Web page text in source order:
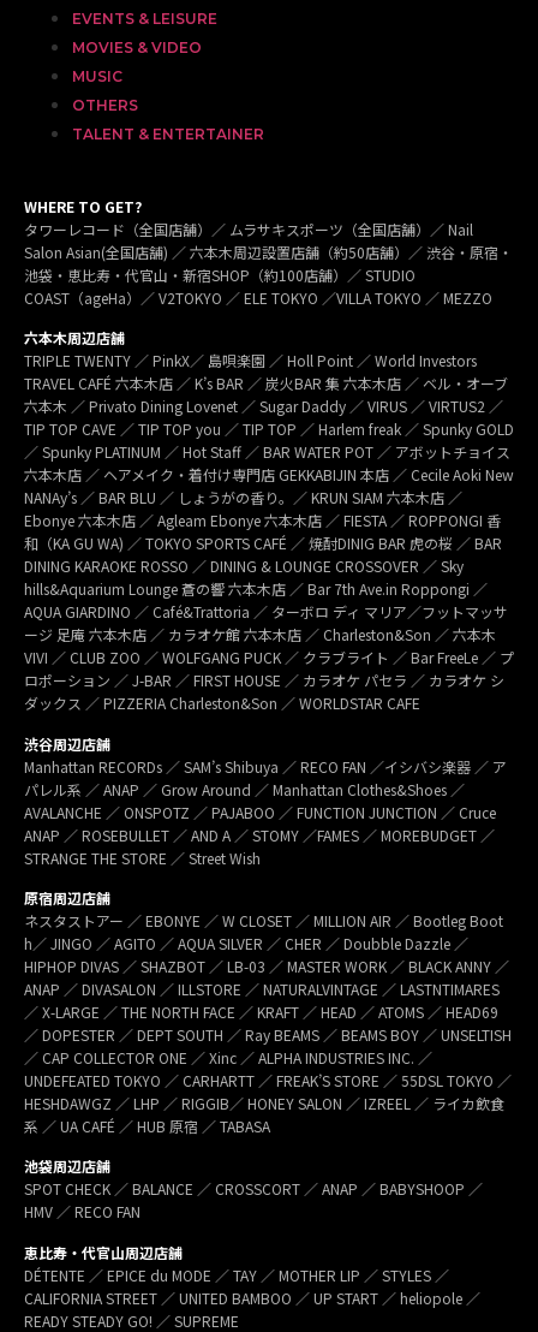
EVENTS & LEISURE
MOVIES & VIDEO
MUSIC
OTHERS
TALENT & ENTERTAINER
WHERE TO GET?
タワーレコード（全国店舗）／ ムラサキスポーツ（全国店舗）／ Nail
Salon Asian(全国店舗) ／ 六本木周辺設置店舗（約50店舗）／ 渋谷・原宿・
池袋・恵比寿・代官山・新宿SHOP（約100店舗）／ STUDIO
COAST（ageHa）／ V2TOKYO ／ ELE TOKYO ／VILLA TOKYO ／ MEZZO
六本木周辺店舗
TRIPLE TWENTY ／ PinkX／ 島唄楽園 ／ Holl Point ／ World Investors
TRAVEL CAFÉ 六本木店 ／ K’s BAR ／ 炭火BAR 集 六本木店 ／ ベル・オーブ
六本木 ／ Privato Dining Lovenet ／ Sugar Daddy ／ VIRUS ／ VIRTUS2 ／
TIP TOP CAVE ／ TIP TOP you ／ TIP TOP ／ Harlem freak ／ Spunky GOLD
／ Spunky PLATINUM ／ Hot Staff ／ BAR WATER POT ／ アボットチョイス
六本木店 ／ ヘアメイク・着付け専門店 GEKKABIJIN 本店 ／ Cecile Aoki New
NANAy’s ／ BAR BLU ／ しょうがの香り。／ KRUN SIAM 六本木店 ／
Ebonye 六本木店 ／ Agleam Ebonye 六本木店 ／ FIESTA ／ ROPPONGI 香
和（KA GU WA) ／ TOKYO SPORTS CAFÉ ／ 焼酎DINIG BAR 虎の桜 ／ BAR
DINING KARAOKE ROSSO ／ DINING & LOUNGE CROSSOVER ／ Sky
hills&Aquarium Lounge 蒼の響 六本木店 ／ Bar 7th Ave.in Roppongi ／
AQUA GIARDINO ／ Café&Trattoria ／ ターボロ ディ マリア／フットマッサ
ージ 足庵 六本木店 ／ カラオケ館 六本木店 ／ Charleston&Son ／ 六本木
VIVI ／ CLUB ZOO ／ WOLFGANG PUCK ／ クラブライト ／ Bar FreeLe ／ プ
ロポーション ／ J-BAR ／ FIRST HOUSE ／ カラオケ パセラ ／ カラオケ シ
ダックス ／ PIZZERIA Charleston&Son ／ WORLDSTAR CAFE
渋谷周辺店舗
Manhattan RECORDs ／ SAM’s Shibuya ／ RECO FAN ／イシバシ楽器 ／ ア
パレル系 ／ ANAP ／ Grow Around ／ Manhattan Clothes&Shoes ／
AVALANCHE ／ ONSPOTZ ／ PAJABOO ／ FUNCTION JUNCTION ／ Cruce
ANAP ／ ROSEBULLET ／ AND A ／ STOMY ／FAMES ／ MOREBUDGET ／
STRANGE THE STORE ／ Street Wish
原宿周辺店舗
ネスタストアー ／ EBONYE ／ W CLOSET ／ MILLION AIR ／ Bootleg Boot
h／ JINGO ／ AGITO ／ AQUA SILVER ／ CHER ／ Doubble Dazzle ／
HIPHOP DIVAS ／ SHAZBOT ／ LB-03 ／ MASTER WORK ／ BLACK ANNY ／
ANAP ／ DIVASALON ／ ILLSTORE ／ NATURALVINTAGE ／ LASTNTIMARES
／ X-LARGE ／ THE NORTH FACE ／ KRAFT ／ HEAD ／ ATOMS ／ HEAD69
／ DOPESTER ／ DEPT SOUTH ／ Ray BEAMS ／ BEAMS BOY ／ UNSELTISH
／ CAP COLLECTOR ONE ／ Xinc ／ ALPHA INDUSTRIES INC. ／
UNDEFEATED TOKYO ／ CARHARTT ／ FREAK’S STORE ／ 55DSL TOKYO ／
HESHDAWGZ ／ LHP ／ RIGGIB／ HONEY SALON ／ IZREEL ／ ライカ飲食
系 ／ UA CAFÉ ／ HUB 原宿 ／ TABASA
池袋周辺店舗
SPOT CHECK ／ BALANCE ／ CROSSCORT ／ ANAP ／ BABYSHOOP ／
HMV ／ RECO FAN
恵比寿・代官山周辺店舗
DÉTENTE ／ EPICE du MODE ／ TAY ／ MOTHER LIP ／ STYLES ／
CALIFORNIA STREET ／ UNITED BAMBOO ／ UP START ／ heliopole ／
READY STEADY GO! ／ SUPREME